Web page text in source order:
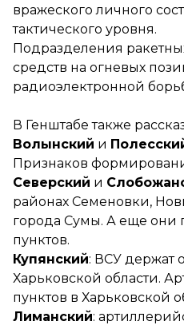
вражеского личного
тактического уровня.
Подразделения
средств на огневых
радиоэлектронной
В Генштабе также
Волынский и
Признаков
Северский и
районах Семеновки,
города Сумы. А еще они
пунктов.
Купянский: ВСУ держат
Харьковской области.
пунктов в Харьковской
Лиманский: